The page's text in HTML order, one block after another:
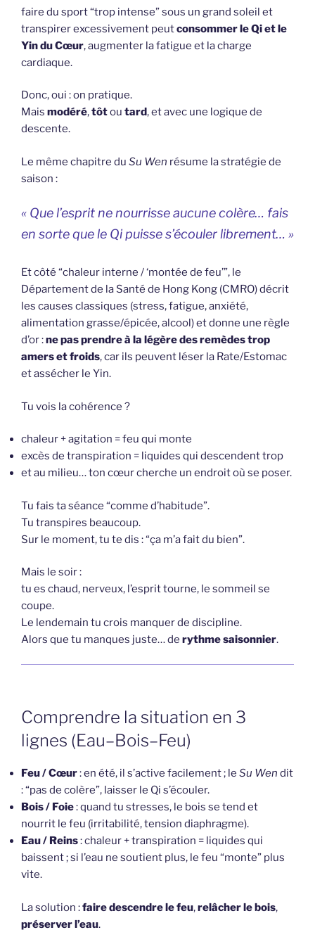
faire du sport “trop intense” sous un grand soleil et
transpirer excessivement peutconsommer le Qi et le
Yin du Cœur, augmenter la fatigue et la charge
cardiaque.
Donc, oui : on pratique.
Mais modéré,tôtou tard, et avec une logique de
descente.
Le même chapitre du Su Wen résume la stratégie de
saison :
« Que l’esprit ne nourrisse aucune colère… fais
en sorte que le Qi puisse s’écouler librement… »
Et côté “chaleur interne / ‘montée de feu’”, le
Département de la Santé de Hong Kong (CMRO) décrit
les causes classiques (stress, fatigue, anxiété,
alimentation grasse/épicée, alcool) et donne une règle
d’or :ne pas prendre à la légère des remèdes trop
amers et froids, car ils peuvent léser la Rate/Estomac
et assécher le Yin.
Tu vois la cohérence ?
chaleur + agitation = feu qui monte
excès de transpiration = liquides qui descendent trop
et au milieu… ton cœur cherche un endroit où se poser.
Tu fais ta séance “comme d’habitude”.
Tu transpires beaucoup.
Sur le moment, tu te dis : “ça m’a fait du bien”.
Mais le soir :
tu es chaud, nerveux, l’esprit tourne, le sommeil se
coupe.
Le lendemain tu crois manquer de discipline.
Alors que tu manques juste… de rythme saisonnier.
Comprendre la situation en 3
lignes (Eau–Bois–Feu)
Feu / Cœur: en été, il s’active facilement ; le Su Wen dit
: “pas de colère”, laisser le Qi s’écouler.
Bois / Foie: quand tu stresses, le bois se tend et
nourrit le feu (irritabilité, tension diaphragme).
Eau / Reins: chaleur + transpiration = liquides qui
baissent ; si l’eau ne soutient plus, le feu “monte” plus
vite.
La solution :faire descendre le feu,relâcher le bois,
préserver l’eau.